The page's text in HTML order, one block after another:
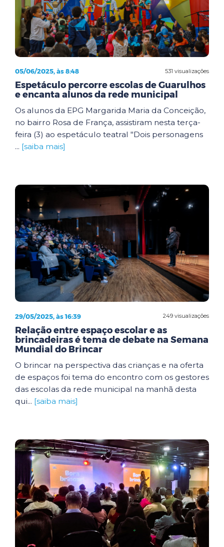
531 visualizações
05/06/2025, às 8:48
Espetáculo percorre escolas de Guarulhos
e encanta alunos da rede municipal
Os alunos da EPG Margarida Maria da Conceição,
no bairro Rosa de França, assistiram nesta terça-
feira (3) ao espetáculo teatral "Dois personagens
... [saiba mais]
249 visualizações
29/05/2025, às 16:39
Relação entre espaço escolar e as
brincadeiras é tema de debate na Semana
Mundial do Brincar
O brincar na perspectiva das crianças e na oferta
de espaços foi tema do encontro com os gestores
das escolas da rede municipal na manhã desta
qui... [saiba mais]